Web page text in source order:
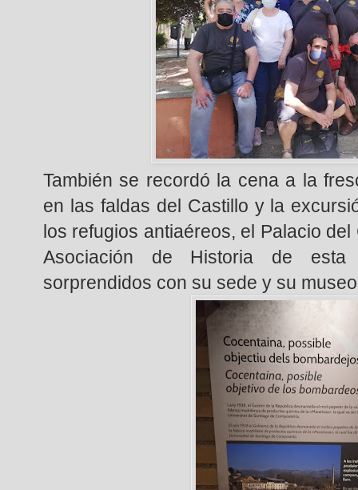
También se recordó la cena a la
en las faldas del Castillo y la
los refugios antiaéreos, el Palacio
Asociación de Historia de
sorprendidos con su sede y su